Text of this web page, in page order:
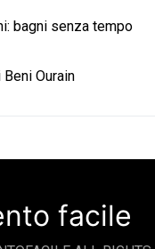
bagni senza tempo
Ourain
facile